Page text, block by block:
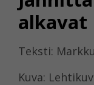
alkavat
Teksti:
Kuva: